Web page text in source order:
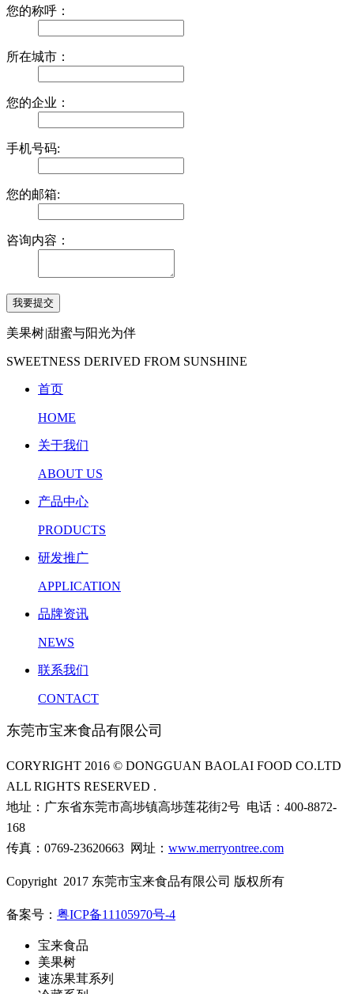
您的称呼：
所在城市：
您的企业：
手机号码:
您的邮箱:
咨询内容：
美果树|甜蜜与阳光为伴
SWEETNESS DERIVED FROM SUNSHINE
首页
HOME
关于我们
ABOUT US
产品中心
PRODUCTS
研发推广
APPLICATION
品牌资讯
NEWS
联系我们
CONTACT
东莞市宝来食品有限公司
CORYRIGHT 2016 © DONGGUAN BAOLAI FOOD CO.LTD
ALL RIGHTS RESERVED .
地址：广东省东莞市高埗镇高埗莲花街2号 电话：400-8872-
168
传真：0769-23620663 网址： www.merryontree.com
Copyright 2017 东莞市宝来食品有限公司 版权所有
备案号： 粤ICP备11105970号-4
宝来食品
美果树
速冻果茸系列